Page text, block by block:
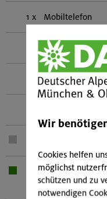
1 x Mobiltelefon
Biwaksack
Gebietsführer
Bei
Waschzeug
Wir
Cookies helfen
möglichst
schützen und zu
notwendigen